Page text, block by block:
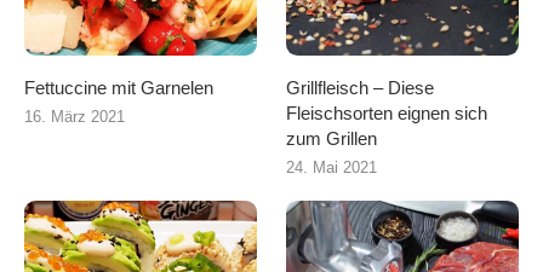
Fettuccine mit Garnelen
16. März 2021
Grillfleisch – Diese
Fleischsorten eignen sich
zum Grillen
24. Mai 2021